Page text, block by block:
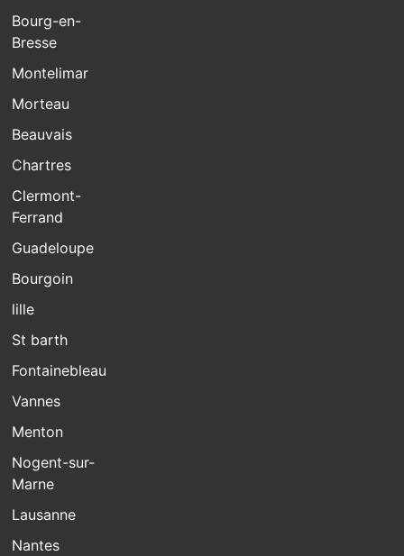
Bourg-en-
Bresse
Montelimar
Morteau
Beauvais
Chartres
Clermont-
Ferrand
Guadeloupe
Bourgoin
lille
St barth
Fontainebleau
Vannes
Menton
Nogent-sur-
Marne
Lausanne
Nantes